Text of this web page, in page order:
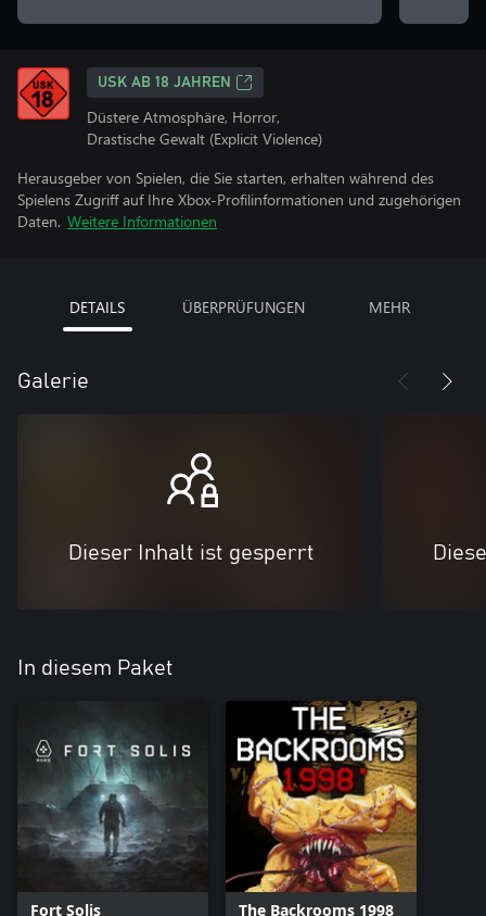
USK AB 18 JAHREN
Düstere Atmosphäre, Horror,
Drastische Gewalt (Explicit Violence)
Herausgeber von Spielen, die Sie starten, erhalten während des
Spielens Zugriff auf Ihre Xbox-Profilinformationen und zugehörigen
Daten. Weitere Informationen
DETAILS ÜBERPRÜFUNGEN MEHR
Galerie
Dieser Inhalt ist gesperrt
In diesem Paket
Fort Solis The Backrooms 1998